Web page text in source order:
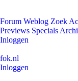
Forum Weblog Zoek
Previews Specials
Inloggen
fok.nl
Inloggen